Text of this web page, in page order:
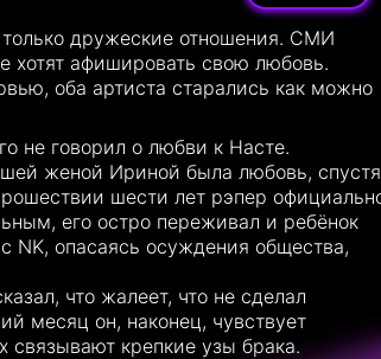
дружеские отношения. СМИ
хотят афишировать свою любовь.
оба артиста старались как можно
не говорил о любви к Насте.
женой Ириной была любовь, спустя
шести лет рэпер
его остро переживал и ребёнок
NK, опасаясь осуждения общества,
что жалеет, что не сделал
месяц он, наконец, чувствует
связывают крепкие узы брака.